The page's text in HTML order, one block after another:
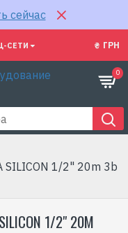
сейчас
СЕТИ ₴ ГРН
0
1/2" 20m 3b
1/2" 20M